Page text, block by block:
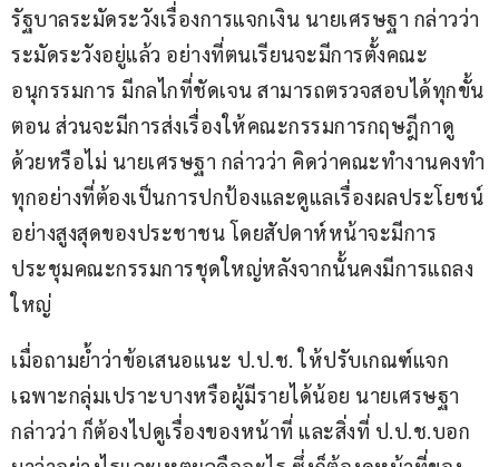
รัฐบาลระมัดระวังเรื่องการแจกเงิน นายเศรษฐา กล่าวว่า
ระมัดระวังอยู่แล้ว อย่างที่ตนเรียนจะมีการตั้งคณะ
อนุกรรมการ มีกลไกที่ชัดเจน สามารถตรวจสอบได้ทุกขั้น
ตอน ส่วนจะมีการส่งเรื่องให้คณะกรรมการกฤษฎีกาดู
ด้วยหรือไม่ นายเศรษฐา กล่าวว่า คิดว่าคณะทำงานคงทำ
ทุกอย่างที่ต้องเป็นการปกป้องและดูแลเรื่องผลประโยชน์
อย่างสูงสุดของประชาชน โดยสัปดาห์หน้าจะมีการ
ประชุมคณะกรรมการชุดใหญ่หลังจากนั้นคงมีการแถลง
ใหญ่
เมื่อถามย้ำว่าข้อเสนอแนะ ป.ป.ช. ให้ปรับเกณฑ์แจก
เฉพาะกลุ่มเปราะบางหรือผู้มีรายได้น้อย นายเศรษฐา
กล่าวว่า ก็ต้องไปดูเรื่องของหน้าที่ และสิ่งที่ ป.ป.ช.บอก